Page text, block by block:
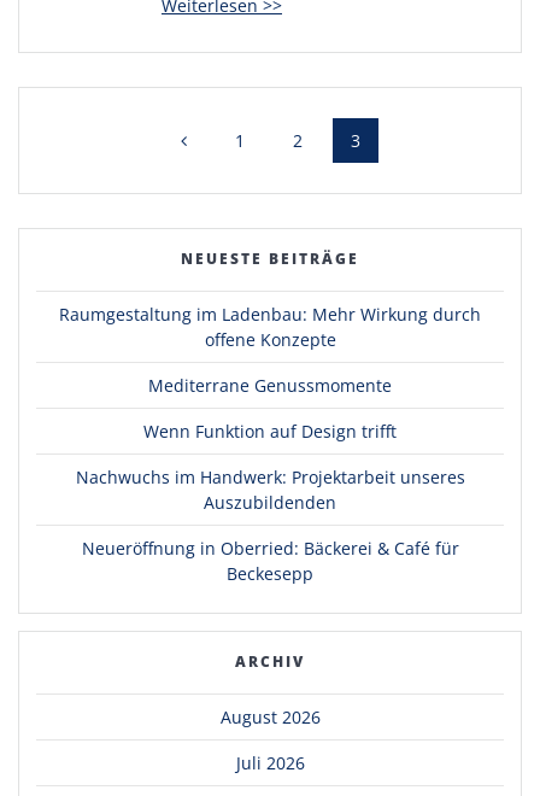
Seite
1 Seite
2 Seite
3
NEUESTE BEITRÄGE
Raumgestaltung im Ladenbau: Mehr Wirkung durch
offene Konzepte
Mediterrane Genussmomente
Wenn Funktion auf Design trifft
Nachwuchs im Handwerk: Projektarbeit unseres
Auszubildenden
Neueröffnung in Oberried: Bäckerei & Café für
Beckesepp
ARCHIV
August 2026
Juli 2026